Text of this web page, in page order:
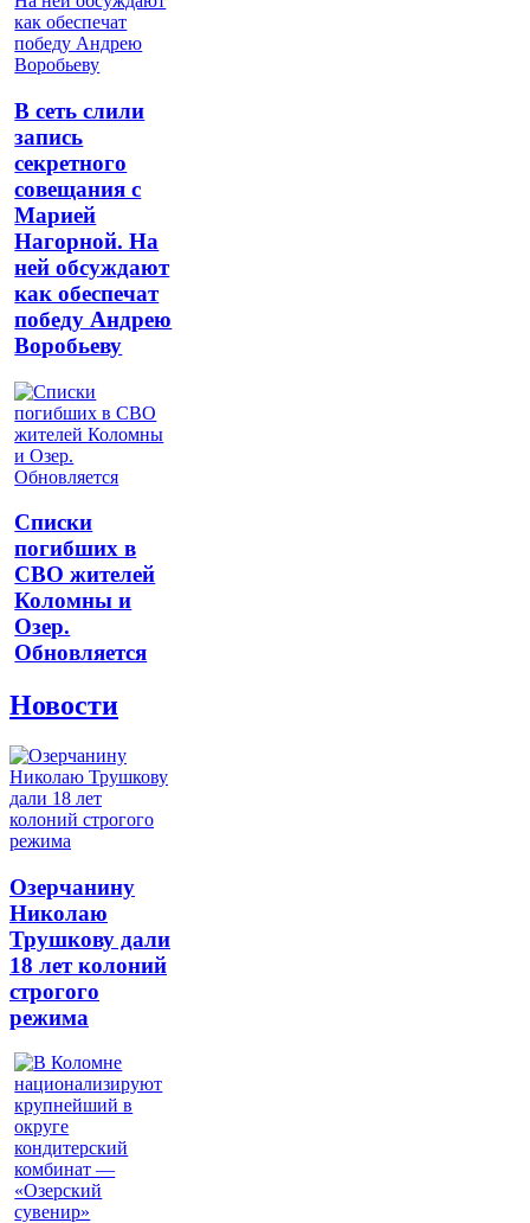
В сеть слили
запись
секретного
совещания с
Марией
Нагорной. На
ней обсуждают
как обеспечат
победу Андрею
Воробьеву
Списки
погибших в
СВО жителей
Коломны и
Озер.
Обновляется
Новости
Озерчанину
Николаю
Трушкову дали
18 лет колоний
строгого
режима